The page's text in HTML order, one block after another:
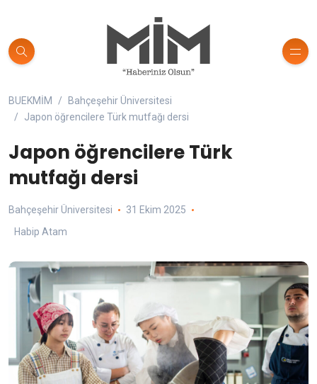
BUEKMİM
Bahçeşehir Üniversitesi
Japon öğrencilere Türk mutfağı dersi
Japon öğrencilere Türk
mutfağı dersi
Bahçeşehir Üniversitesi
31 Ekim 2025
Habip Atam